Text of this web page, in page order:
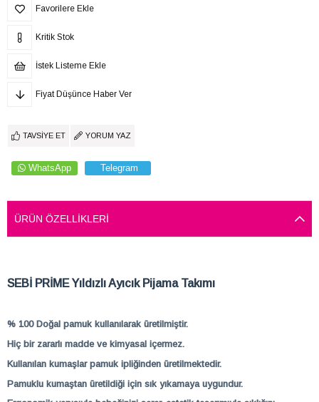
Favorilere Ekle
Kritik Stok
İstek Listeme Ekle
Fiyat Düşünce Haber Ver
TAVSIYE ET YORUM YAZ
WhatsApp Telegram
ÜRÜN ÖZELLIKLERI
SEBİ PRİME Yıldızlı Ayıcık Pijama Takımı
% 100 Doğal pamuk kullanılarak üretilmiştir.
Hiç bir zararlı madde ve kimyasal içermez.
Kullanılan kumaşlar pamuk ipliğinden üretilmektedir.
Pamuklu kumaştan üretildiği için sık yıkamaya uygundur.